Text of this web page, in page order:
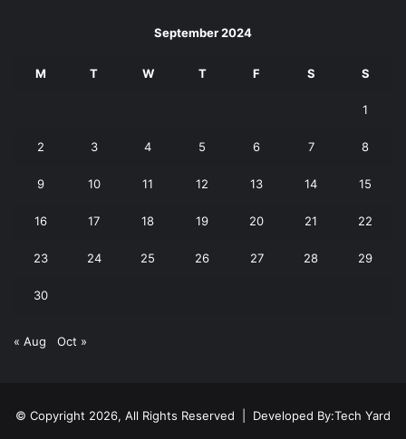
September 2024
M T W T F S S
1
2 3 4 5 6 7 8
9 10 11 12 13 14 15
16 17 18 19 20 21 22
23 24 25 26 27 28 29
30
« Aug Oct »
© Copyright 2026, All Rights Reserved | Developed By:Tech Yard